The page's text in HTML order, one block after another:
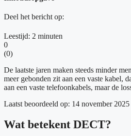
Deel het bericht op:
Leestijd: 2 minuten
0
(0)
De laatste jaren maken steeds minder
meer gebonden zit aan een vaste kabel,
aan een vaste telefoonkabels, maar de
Laatst beoordeeld op: 14 november 2025
Wat betekent DECT?